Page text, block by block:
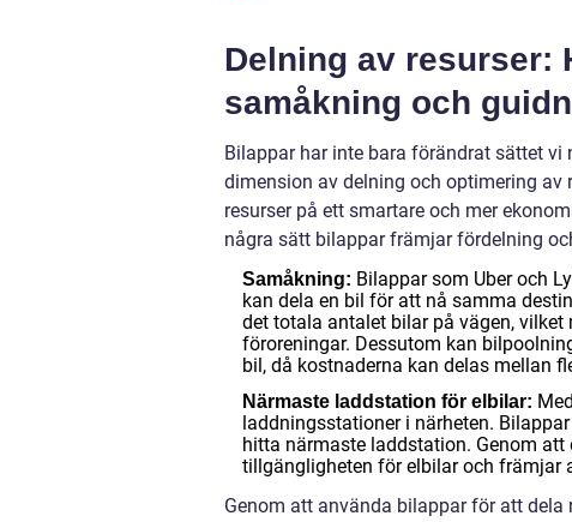
Delning av resurser:
samåkning och
Bilappar har inte bara förändrat sättet vi
dimension av delning och optimering av
resurser på ett smartare och mer
några sätt bilappar främjar fördelning
Samåkning: Bilappar som Uber och
kan dela en bil för att nå samma
det totala antalet bilar på vägen,
föroreningar. Dessutom kan
bil, då kostnaderna kan delas mellan
Närmaste laddstation för elbilar:
laddningsstationer i närheten.
hitta närmaste laddstation. Genom
tillgängligheten för elbilar och främjar
Genom att använda bilappar för att